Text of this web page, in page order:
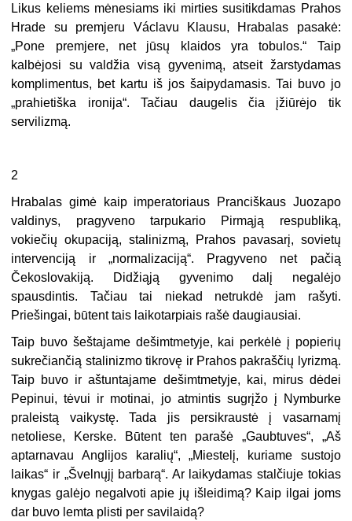
Likus keliems mėnesiams iki mirties susitikdamas Prahos
Hrade su premjeru Václavu Klausu, Hrabalas pasakė:
„Pone premjere, net jūsų klaidos yra tobulos.“ Taip
kalbėjosi su valdžia visą gyvenimą, atseit žarstydamas
komplimentus, bet kartu iš jos šaipydamasis. Tai buvo jo
„prahietiška ironija“. Tačiau daugelis čia įžiūrėjo tik
servilizmą.
2
Hrabalas gimė kaip imperatoriaus Pranciškaus Juozapo
valdinys, pragyveno tarpukario Pirmąją respubliką,
vokiečių okupaciją, stalinizmą, Prahos pavasarį, sovietų
intervenciją ir „normalizaciją“. Pragyveno net pačią
Čekoslovakiją. Didžiąją gyvenimo dalį negalėjo
spausdintis. Tačiau tai niekad netrukdė jam rašyti.
Priešingai, būtent tais laikotarpiais rašė daugiausiai.
Taip buvo šeštajame dešimtmetyje, kai perkėlė į popierių
sukrečiančią stalinizmo tikrovę ir Prahos pakraščių lyrizmą.
Taip buvo ir aštuntajame dešimtmetyje, kai, mirus dėdei
Pepinui, tėvui ir motinai, jo atmintis sugrįžo į Nymburke
praleistą vaikystę. Tada jis persikraustė į vasarnamį
netoliese, Kerske. Būtent ten parašė „Gaubtuves“, „Aš
aptarnavau Anglijos karalių“, „Miestelį, kuriame sustojo
laikas“ ir „Švelnųjį barbarą“. Ar laikydamas stalčiuje tokias
knygas galėjo negalvoti apie jų išleidimą? Kaip ilgai joms
dar buvo lemta plisti per savilaidą?